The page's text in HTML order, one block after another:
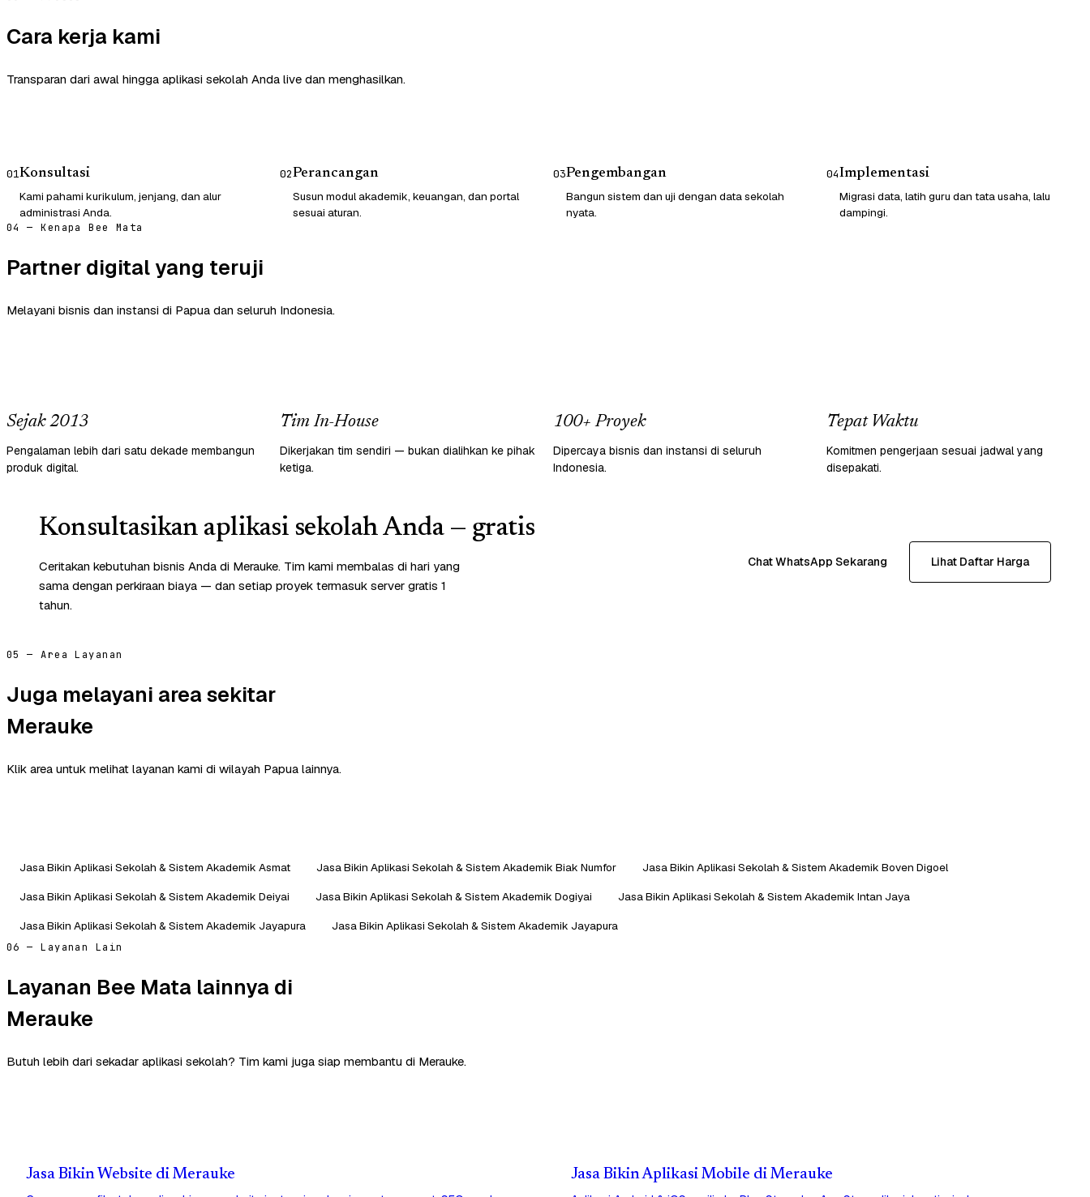
Cara kerja kami
Transparan dari awal hingga aplikasi sekolah Anda live dan menghasilkan.
01Konsultasi
Kami pahami kurikulum, jenjang, dan alur
administrasi Anda.
02Perancangan
Susun modul akademik, keuangan, dan portal
sesuai aturan.
03Pengembangan
Bangun sistem dan uji dengan data sekolah
nyata.
04Implementasi
Migrasi data, latih guru dan tata usaha, lalu
dampingi.
04 — Kenapa Bee Mata
Partner digital yang teruji
Melayani bisnis dan instansi di Papua dan seluruh Indonesia.
Sejak 2013
Pengalaman lebih dari satu dekade membangun
produk digital.
Tim In-House
Dikerjakan tim sendiri — bukan dialihkan ke pihak
ketiga.
100+ Proyek
Dipercaya bisnis dan instansi di seluruh
Indonesia.
Tepat Waktu
Komitmen pengerjaan sesuai jadwal yang
disepakati.
Konsultasikan aplikasi sekolah Anda — gratis
Ceritakan kebutuhan bisnis Anda di Merauke. Tim kami membalas di hari yang
sama dengan perkiraan biaya — dan setiap proyek termasuk server gratis 1
tahun.
Chat WhatsApp Sekarang Lihat Daftar Harga
05 — Area Layanan
Juga melayani area sekitar
Merauke
Klik area untuk melihat layanan kami di wilayah Papua lainnya.
Jasa Bikin Aplikasi Sekolah & Sistem Akademik Asmat Jasa Bikin Aplikasi Sekolah & Sistem Akademik Biak Numfor
Jasa Bikin Aplikasi Sekolah & Sistem Akademik Boven Digoel
Jasa Bikin Aplikasi Sekolah & Sistem Akademik Deiyai
Jasa Bikin Aplikasi Sekolah & Sistem Akademik Dogiyai
Jasa Bikin Aplikasi Sekolah & Sistem Akademik Intan Jaya
Jasa Bikin Aplikasi Sekolah & Sistem Akademik Jayapura
Jasa Bikin Aplikasi Sekolah & Sistem Akademik Jayapura
06 — Layanan Lain
Layanan Bee Mata lainnya di
Merauke
Butuh lebih dari sekadar aplikasi sekolah? Tim kami juga siap membantu di Merauke.
Jasa Bikin Website di Merauke Jasa Bikin Aplikasi Mobile di Merauke